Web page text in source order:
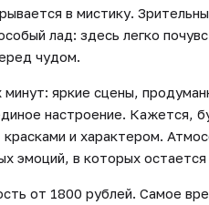
в мистику.
лад: здесь легко
чудом.
яркие сцены,
настроение. Кажется,
и характером.
эмоций, в которых
от 1800 рублей. Самое